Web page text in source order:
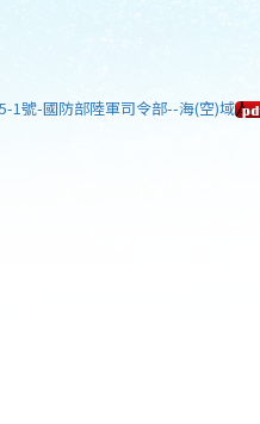
1號-國防部陸軍司令部--海(空)域